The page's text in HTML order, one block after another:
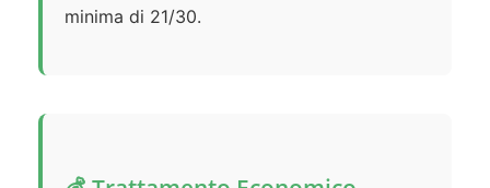
minima di 21/30.